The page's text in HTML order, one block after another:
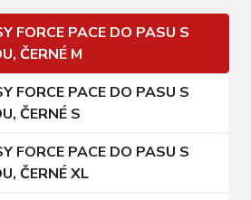
FORCE PACE DO PASU S
ČERNÉ M
FORCE PACE DO PASU S
ČERNÉ S
FORCE PACE DO PASU S
ČERNÉ XL